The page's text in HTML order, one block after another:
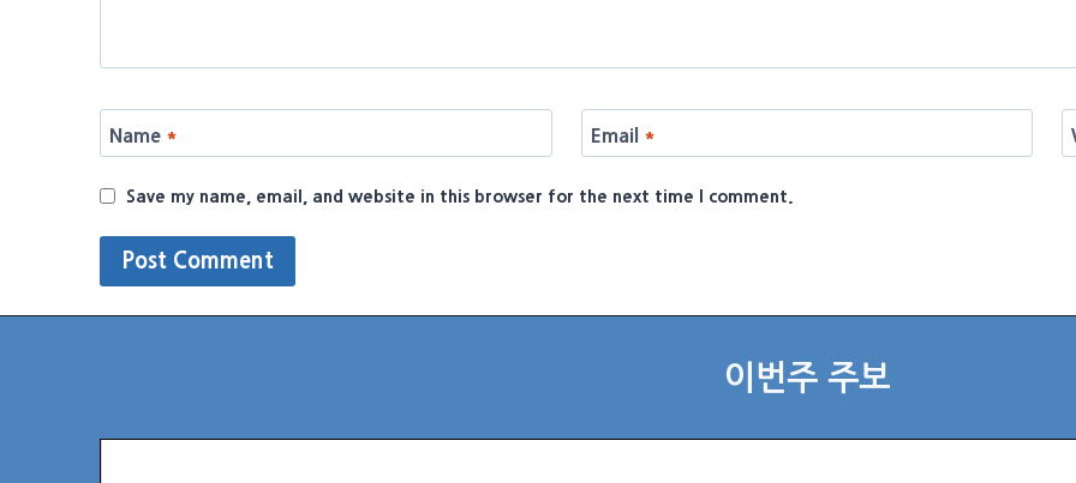
Name * Email *
Save my name, email, and website in this browser for the next time I comment.
이번주 주보